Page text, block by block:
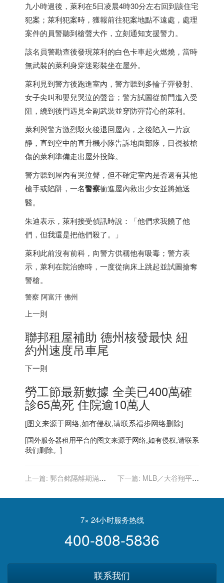
九小時過後，萊利在5日凌晨4時30分左右回到該住宅
犯案；萊利犯案時，獲報前往犯案地點不遠處，處理
案件的員警聽到槍聲大作，立刻通知支援警力。
該名員警勘查後發現萊利的白色卡車起火燃燒，當時
無武裝的萊利身穿迷彩裝坐在屋外。
萊利見到警方後跑進室內，警方聽到多輪子彈發射、
女子尖叫和嬰兒哭泣的聲音；警方試圖從前門進入受
阻，繞到後門遇見全副武裝並穿防彈背心的萊利。
萊利與警方激烈駁火後退回屋內，之後陷入一片寂
靜，直到空中的直升機小隊告訴地面部隊，目視被槍
傷的萊利準備走出屋外投降。
警方聽到屋內有哭泣聲，但不確定室內是否還有其他
槍手或陷阱，一名警察衝進屋內救出少女並將她送
醫。
朱迪表示，萊利接受偵訊時說：「他們求我饒了他
們，但我還是把他們殺了。」
萊利此前沒有前科，向警方供稱他有吸毒；警方表
示，萊利在院治療時，一度從病床上跳起並試圖搶奪
警槍。
警察 阿富汗 佛州
上一則
聯邦租屋補助 德州核發最快 紐
約州速度吊車尾
下一則
勞工節最新數據 全美已400萬確
診65萬死 住院逾10萬人
[图文来源于网络,如有侵权,请联系福步网络删除]
[国外服务器租用平台的图文来源于网络,如有侵权,请联系
我们删除。]
上一篇: 郭台銘隔離期滿出
有疫苗」
下一篇: MLB／大谷翔平熄
上美聯第3
7× 24小时服务热线
400-808-5836
联系我们